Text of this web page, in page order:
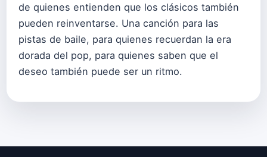
de quienes entienden que los clásicos también
pueden reinventarse. Una canción para las
pistas de baile, para quienes recuerdan la era
dorada del pop, para quienes saben que el
deseo también puede ser un ritmo.